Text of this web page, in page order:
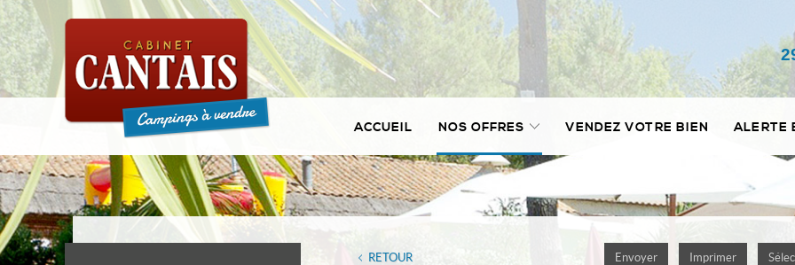
ACCUEIL NOS OFFRES VENDEZ VOTRE BIEN ALERTE
RETOUR Envoyer Imprimer